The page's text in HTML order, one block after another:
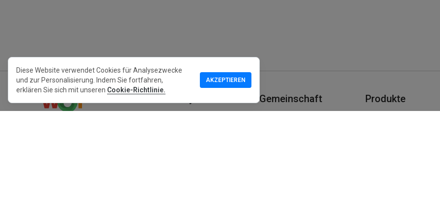
Gemeinschaft Produkte
Diese Website verwendet Cookies für Analysezwecke
und zur Personalisierung. Indem Sie fortfahren,
erklären Sie sich mit unseren Cookie-Richtlinie.
AKZEPTIEREN